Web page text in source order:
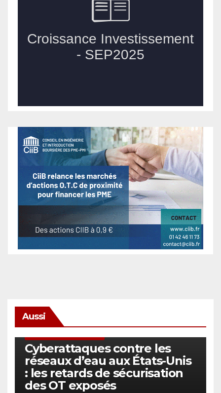
Aussi
Cyberattaques contre les
réseaux d’eau aux États-Unis
: les retards de sécurisation
des OT exposés